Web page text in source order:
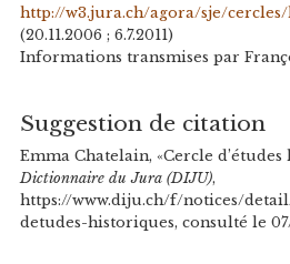
http://w3.jura.ch/agora/sje/
(20.11.2006 ; 6.7.2011)
Informations transmises par
Suggestion de citation
Emma Chatelain, «Cercle d’études
Dictionnaire du Jura (DIJU),
https://www.diju.ch/f/notices/
detudes-historiques, consulté le